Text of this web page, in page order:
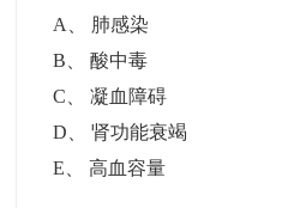
A
肺感染
B 、酸中毒
C 、凝血障碍
D 、肾功能衰竭
E 、高血容量